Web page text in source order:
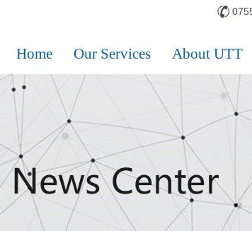
Home Our Services About UTT